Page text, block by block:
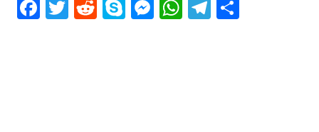
Facebook
Twitter
RedditSkypeMessenger
WhatsApp
Telegram